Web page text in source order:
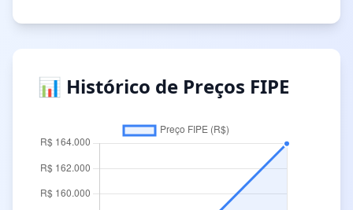
📊 Histórico de Preços FIPE